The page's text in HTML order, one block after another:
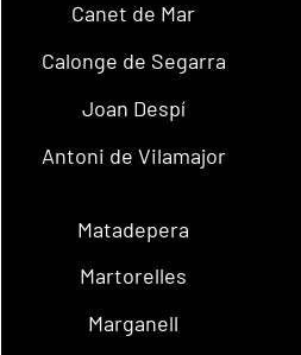
Canet de Mar
Calonge de Segarra
Joan Despí
Antoni de Vilamajor
Matadepera
Martorelles
Marganell